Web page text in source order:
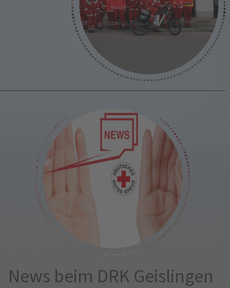
News beim DRK Geislingen